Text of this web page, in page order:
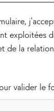
exploitées
de la
valider le